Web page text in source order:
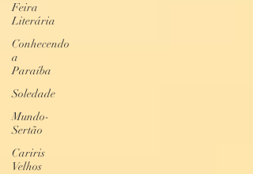
Feira
Literária
Conhecendo
a
Paraíba
Soledade
Mundo-
Sertão
Cariris
Velhos